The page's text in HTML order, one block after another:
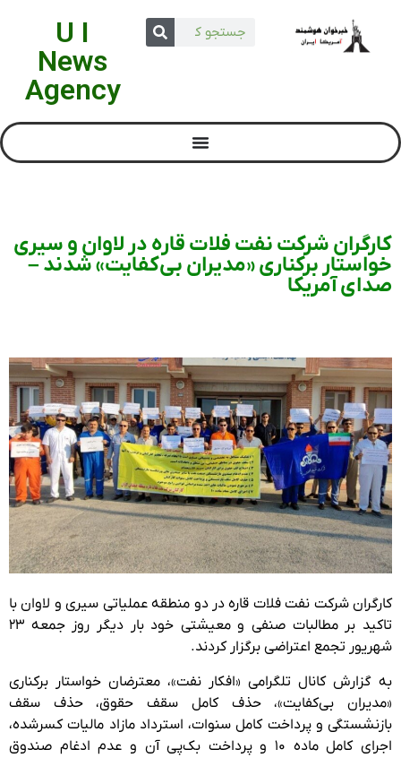
U I
News
Agency
کارگران شرکت نفت فلات قاره در لاوان و سیری
خواستار برکناری «مدیران بی‌کفایت» شدند –
صدای آمریکا
کارگران شرکت نفت فلات قاره در دو منطقه عملیاتی سیری و لاوان با
تاکید بر مطالبات صنفی و معیشتی خود بار دیگر روز جمعه ۲۳
شهریور تجمع اعتراضی برگزار کردند.
به گزارش کانال تلگرامی «افکار نفت»، معترضان خواستار برکناری
«مدیران بی‌کفایت»، حذف کامل سقف ‌حقوق، حذف سقف
بازنشستگی و پرداخت کامل سنوات، استرداد مازاد مالیات‌ کسرشده،
اجرای کامل ماده ۱۰ و پرداخت بک‌پی آن و عدم ادغام صندوق